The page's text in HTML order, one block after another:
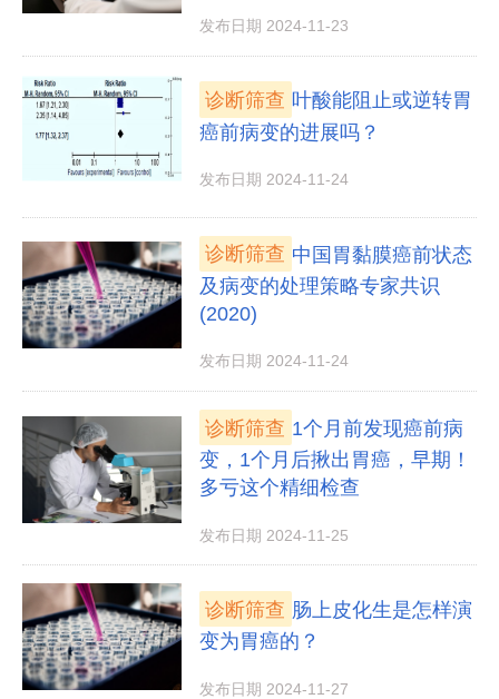
发布日期 2024-11-23
诊断筛查 叶酸能阻止或逆转胃
癌前病变的进展吗？
发布日期 2024-11-24
诊断筛查 中国胃黏膜癌前状态
及病变的处理策略专家共识
(2020)
发布日期 2024-11-24
诊断筛查 1个月前发现癌前病
变，1个月后揪出胃癌，早期！
多亏这个精细检查
发布日期 2024-11-25
诊断筛查 肠上皮化生是怎样演
变为胃癌的？
发布日期 2024-11-27